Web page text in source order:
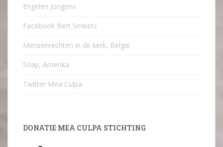
Engelen Jongens
Facebook Bert Smeets
Mensenrechten in de kerk, België
Snap, Amerika
Twitter Mea Culpa
DONATIE MEA CULPA STICHTING